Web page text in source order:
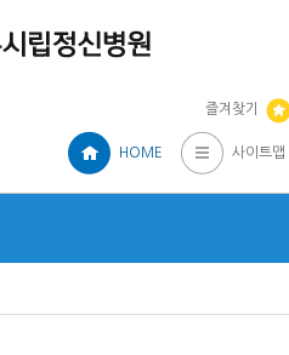
즐겨찾기
HOME 사이트맵